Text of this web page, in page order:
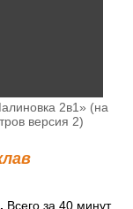
2в1» (на
версия 2)
Всего за 40 минут